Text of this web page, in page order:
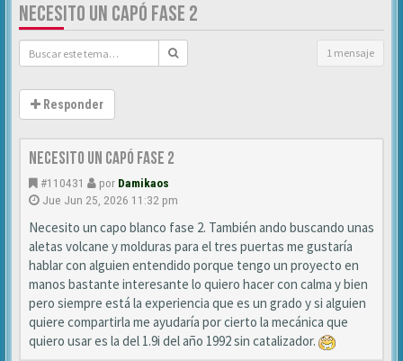
NECESITO UN CAPÓ FASE 2
1 mensaje
Responder
Necesito un capó fase 2
#110431 por Damikaos
Jue Jun 25, 2026 11:32 pm
Necesito un capo blanco fase 2. También ando buscando unas
aletas volcane y molduras para el tres puertas me gustaría
hablar con alguien entendido porque tengo un proyecto en
manos bastante interesante lo quiero hacer con calma y bien
pero siempre está la experiencia que es un grado y si alguien
quiere compartirla me ayudaría por cierto la mecánica que
quiero usar es la del 1.9i del año 1992 sin catalizador.